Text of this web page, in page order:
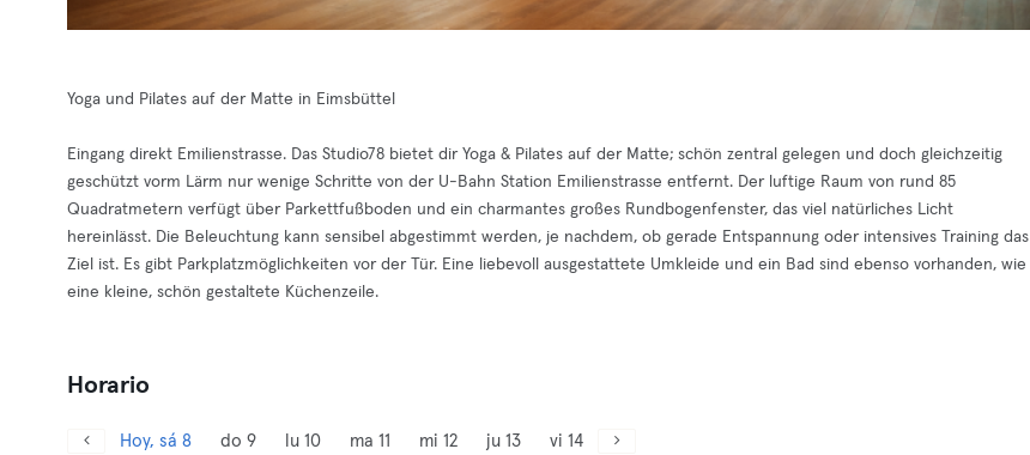
Yoga und Pilates auf der Matte in Eimsbüttel
Eingang direkt Emilienstrasse. Das Studio78 bietet dir Yoga & Pilates auf der Matte; schön zentral gelegen und doch gleichzeitig
geschützt vorm Lärm nur wenige Schritte von der U-Bahn Station Emilienstrasse entfernt. Der luftige Raum von rund 85
Quadratmetern verfügt über Parkettfußboden und ein charmantes großes Rundbogenfenster, das viel natürliches Licht
hereinlässt. Die Beleuchtung kann sensibel abgestimmt werden, je nachdem, ob gerade Entspannung oder intensives Training das
Ziel ist. Es gibt Parkplatzmöglichkeiten vor der Tür. Eine liebevoll ausgestattete Umkleide und ein Bad sind ebenso vorhanden, wie
eine kleine, schön gestaltete Küchenzeile.
Horario
Hoy, sá 8 do 9 lu 10 ma 11 mi 12 ju 13 vi 14